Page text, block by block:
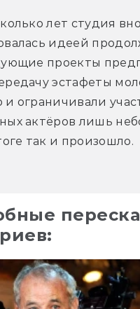
лет студия
идеей
проекты
эстафеты
ограничивали
актёров лишь
так и произошло.